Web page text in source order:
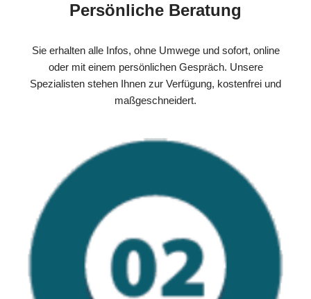
Persönliche Beratung
Sie erhalten alle Infos, ohne Umwege und sofort, online
oder mit einem persönlichen Gespräch. Unsere
Spezialisten stehen Ihnen zur Verfügung, kostenfrei und
maßgeschneidert.